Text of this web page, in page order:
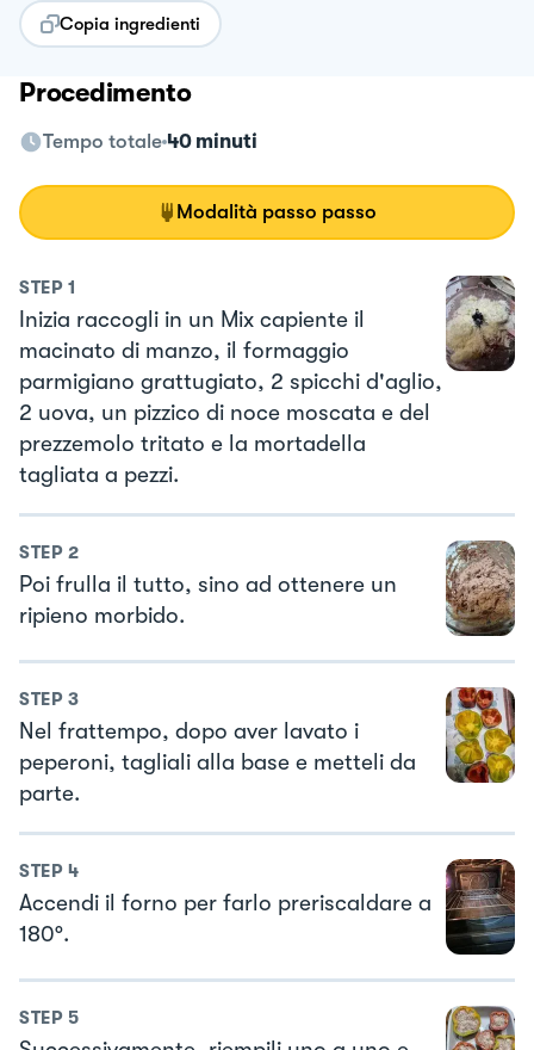
Copia ingredienti
Procedimento
Tempo totale 40 minuti
Modalità passo passo
STEP 1
Inizia raccogli in un Mix capiente il
macinato di manzo, il formaggio
parmigiano grattugiato, 2 spicchi d'aglio,
2 uova, un pizzico di noce moscata e del
prezzemolo tritato e la mortadella
tagliata a pezzi.
STEP 2
Poi frulla il tutto, sino ad ottenere un
ripieno morbido.
STEP 3
Nel frattempo, dopo aver lavato i
peperoni, tagliali alla base e metteli da
parte.
STEP 4
Accendi il forno per farlo preriscaldare a
180°.
STEP 5